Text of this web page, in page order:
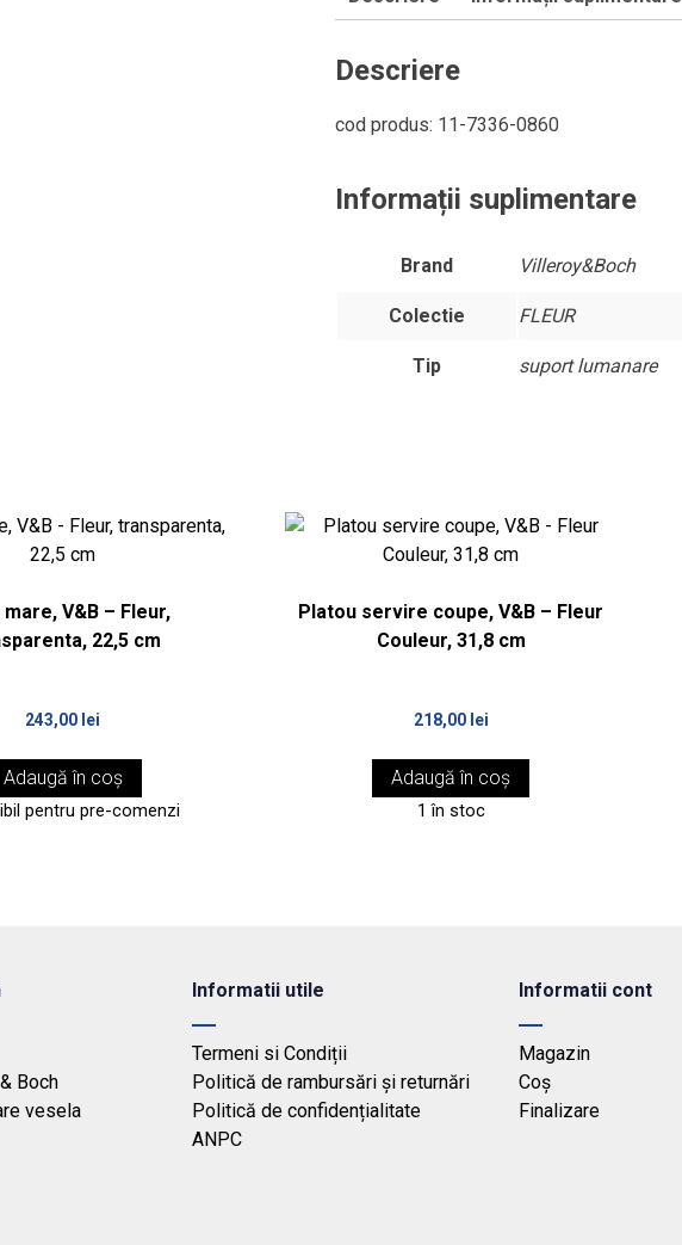
transparent,
6,3
cm
Descriere
cod produs: 11-7336-0860
Informații suplimentare
Brand Villeroy&Boch
Colectie FLEUR
Tip suport lumanare
mare, V&B – Fleur,
22,5 cm
243,00 lei
Adaugă în coș
pentru pre-comenzi
Platou servire coupe, V&B – Fleur
Couleur, 31,8 cm
218,00 lei
Adaugă în coș
1 în stoc
Boch
vesela
Informatii utile
Termeni si Condiții
Politică de rambursări și returnări
Politică de confidențialitate
ANPC
Informatii cont
Magazin
Coș
Finalizare